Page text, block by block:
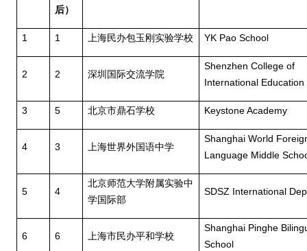
后）
1 1 上海民办包玉刚实验学校 YK Pao School
2 2 深圳国际交流学院
Shenzhen College of
International Education
3 5 北京市鼎石学校 Keystone Academy
4 3 上海世界外国语中学
Shanghai World
Language Middle
5 4
北京师范大学附属实验中
学国际部
SDSZ International
6 6 上海市民办平和学校
Shanghai Pinghe
School